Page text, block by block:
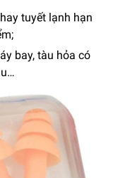
tuyết lạnh hạn
bay, tàu hỏa có